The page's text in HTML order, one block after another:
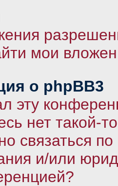
мои
о phpBB3
эту
нет такой-
связаться по
и/или